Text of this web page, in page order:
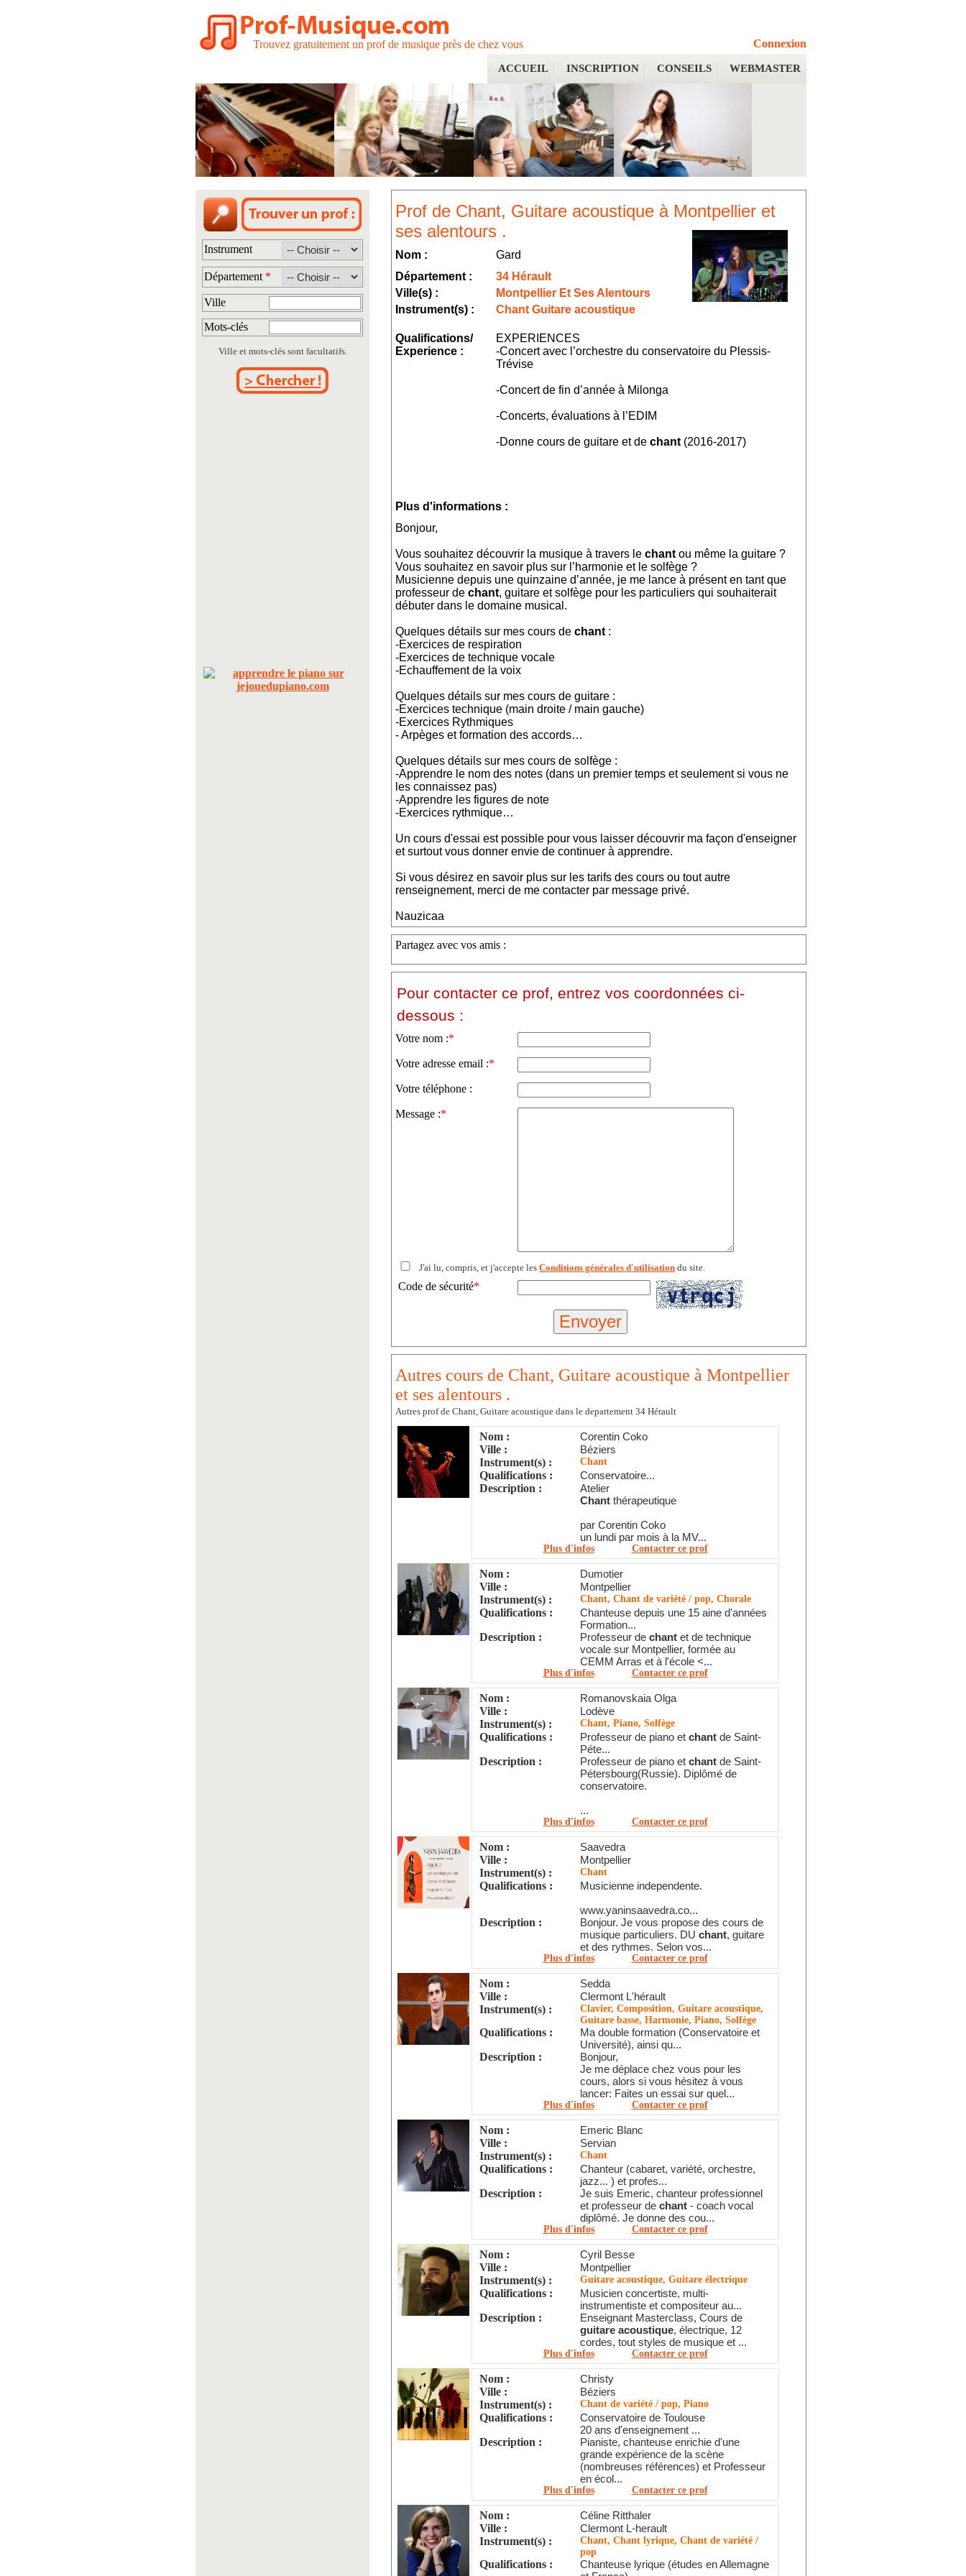
Trouvez gratuitement un prof de musique près de chez vous Connexion
ACCUEIL INSCRIPTION CONSEILS WEBMASTER
Instrument
Département *
Ville
Mots-clés
Ville et mots-clés sont facultatifs.
Prof de Chant, Guitare acoustique à Montpellier et
ses alentours .
Nom :
Gard
Département :
34 Hérault
Ville(s) :
Montpellier Et Ses Alentours
Instrument(s) :
Chant Guitare acoustique
Qualifications/
Experience :
EXPERIENCES
-Concert avec l’orchestre du conservatoire du Plessis-
Trévise
-Concert de fin d’année à Milonga
-Concerts, évaluations à l’EDIM
-Donne cours de guitare et de chant (2016-2017)
Plus d'informations :
Bonjour,
Vous souhaitez découvrir la musique à travers le chant ou même la guitare ?
Vous souhaitez en savoir plus sur l’harmonie et le solfège ?
Musicienne depuis une quinzaine d’année, je me lance à présent en tant que
professeur de chant, guitare et solfège pour les particuliers qui souhaiterait
débuter dans le domaine musical.
Quelques détails sur mes cours de chant :
-Exercices de respiration
-Exercices de technique vocale
-Echauffement de la voix
Quelques détails sur mes cours de guitare :
-Exercices technique (main droite / main gauche)
-Exercices Rythmiques
- Arpèges et formation des accords…
Quelques détails sur mes cours de solfège :
-Apprendre le nom des notes (dans un premier temps et seulement si vous ne
les connaissez pas)
-Apprendre les figures de note
-Exercices rythmique…
Un cours d'essai est possible pour vous laisser découvrir ma façon d'enseigner
et surtout vous donner envie de continuer à apprendre.
Si vous désirez en savoir plus sur les tarifs des cours ou tout autre
renseignement, merci de me contacter par message privé.
Nauzicaa
Partagez avec vos amis :
Pour contacter ce prof, entrez vos coordonnées ci-
dessous :
Votre nom :*
Votre adresse email :*
Votre téléphone :
Message :*
J'ai lu, compris, et j'accepte les Conditions générales d'utilisation du site.
Code de sécurité*
Autres cours de Chant, Guitare acoustique à Montpellier
et ses alentours .
Autres prof de Chant, Guitare acoustique dans le departement 34 Hérault
Nom :
Corentin Coko
Ville :
Béziers
Instrument(s) :
Chant
Qualifications :
Conservatoire...
Description :
Atelier
Chant thérapeutique
par Corentin Coko
un lundi par mois à la MV...
Plus d'infos Contacter ce prof
Nom :
Dumotier
Ville :
Montpellier
Instrument(s) :
Chant, Chant de variété / pop, Chorale
Qualifications :
Chanteuse depuis une 15 aine d'années
Formation...
Description :
Professeur de chant et de technique
vocale sur Montpellier, formée au
CEMM Arras et à l'école <...
Plus d'infos Contacter ce prof
Nom :
Romanovskaia Olga
Ville :
Lodève
Instrument(s) :
Chant, Piano, Solfège
Qualifications : Professeur de piano et chant de Saint-
Péte...
Description :
Professeur de piano et chant de Saint-
Pétersbourg(Russie). Diplômé de
conservatoire.
...
Plus d'infos Contacter ce prof
Nom :
Saavedra
Ville :
Montpellier
Instrument(s) :
Chant
Qualifications :
Musicienne independente.
www.yaninsaavedra.co...
Description :
Bonjour. Je vous propose des cours de
musique particuliers. DU chant, guitare
et des rythmes. Selon vos...
Plus d'infos Contacter ce prof
Nom :
Sedda
Ville :
Clermont L'hérault
Instrument(s) :
Clavier, Composition, Guitare acoustique,
Guitare basse, Harmonie, Piano, Solfège
Qualifications :
Ma double formation (Conservatoire et
Université), ainsi qu...
Description :
Bonjour,
Je me déplace chez vous pour les
cours, alors si vous hésitez à vous
lancer: Faites un essai sur quel...
Plus d'infos Contacter ce prof
Nom :
Emeric Blanc
Ville :
Servian
Instrument(s) :
Chant
Qualifications :
Chanteur (cabaret, variété, orchestre,
jazz... ) et profes...
Description :
Je suis Emeric, chanteur professionnel
et professeur de chant - coach vocal
diplômé. Je donne des cou...
Plus d'infos Contacter ce prof
Nom :
Cyril Besse
Ville :
Montpellier
Instrument(s) :
Guitare acoustique, Guitare électrique
Qualifications :
Musicien concertiste, multi-
instrumentiste et compositeur au...
Description :
Enseignant Masterclass, Cours de
guitare acoustique, électrique, 12
cordes, tout styles de musique et ...
Plus d'infos Contacter ce prof
Nom :
Christy
Ville :
Béziers
Instrument(s) :
Chant de variété / pop, Piano
Qualifications :
Conservatoire de Toulouse
20 ans d'enseignement ...
Description :
Pianiste, chanteuse enrichie d'une
grande expérience de la scène
(nombreuses références) et Professeur
en écol...
Plus d'infos Contacter ce prof
Nom :
Céline Ritthaler
Ville :
Clermont L-herault
Instrument(s) :
Chant, Chant lyrique, Chant de variété /
pop
Qualifications :
Chanteuse lyrique (études en Allemagne